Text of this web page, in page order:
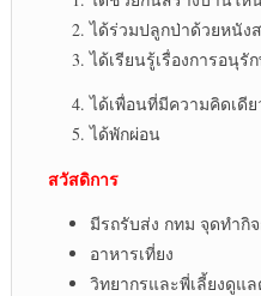
ได้ร่วมปลูกป่าด้วยหนัง
ได้เรียนรู้เรื่องการอนุ
ได้เพื่อนที่มีความคิดเดี
ได้พักผ่อน
สวัสดิการ
มีรถรับส่ง กทม จุดทำกิ
อาหารเที่ยง
วิทยากรและพี่เลี้ยงดูแ